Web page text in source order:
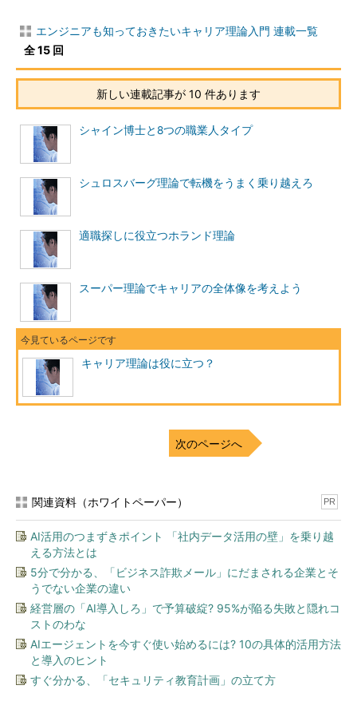
キャリア開発のためのさまざまな「開発言語」
プログラミング言語に多種多様な種類が存在しているように、
キャリア理論にも異なる視点や切り口で書かれたさまざまなもの
があります。そして、同じ機能を実装する際に、おおむねどのプ
ログラミング言語でも記述できるのと同様に、どのキャリア理論
を使ってもあなたのキャリアを設計することが可能です。
従って、どのキャリア理論を採用するかはあなた次第。あなた
にとってしっくりくる、また使いやすいと感じたキャリア理論を
お使いになればいいと思います。
ただし、どんな場合にも使える万能なキャリア理論というもの
はありません。それぞれの理論には一定の制約や限界がありま
す。ですから、あなたの状況に応じて、複数のキャリア理論をう
まく組み合わせるなど、自由に使いこなせるようになるのが理想
ですね。こう考えると、キャリア理論とは、キャリア開発のため
のさまざまな「開発言語」であるといってもいいのかもしれませ
ん。
キャリアとは「仕事人生」
方が「キャリア」について書かれていますが、今回、キャリア理
論をご紹介するに当たって、そもそも「キャリアとは何か」につ
「キャリア」とは、ひと言でいえば「仕事人生」のことです。
つまり、仕事という場におけるあなたの生き方そのものです。
「人生」は、生まれてから死ぬまでの全時間ともいえますから、
仕事人生たる「キャリア」も時間軸で切ると分かりやすいです。
具体的には「過去」と「未来」の２つに分けます。つまり、過去
のキャリアである「これまでのキャリア」と、将来のキャリアで
ある「これからのキャリア」です。
仕事人生のスタートは社会人になったとき
エンジニアも知っておきたいキャリア理論入門 連載一覧
全 15 回
新しい連載記事が 10 件あります
シャイン博士と8つの職業人タイプ
シュロスバーグ理論で転機をうまく乗り越えろ
適職探しに役立つホランド理論
スーパー理論でキャリアの全体像を考えよう
キャリア理論は役に立つ？
次のページへ
関連資料（ホワイトペーパー） PR
AI活用のつまずきポイント 「社内データ活用の壁」を乗り越
える方法とは
5分で分かる、「ビジネス詐欺メール」にだまされる企業とそ
うでない企業の違い
経営層の「AI導入しろ」で予算破綻? 95%が陥る失敗と隠れコ
ストのわな
AIエージェントを今すぐ使い始めるには? 10の具体的活用方法
と導入のヒント
すぐ分かる、「セキュリティ教育計画」の立て方